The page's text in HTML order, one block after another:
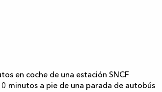
en coche de una estación SNCF
minutos a pie de una parada de autobús